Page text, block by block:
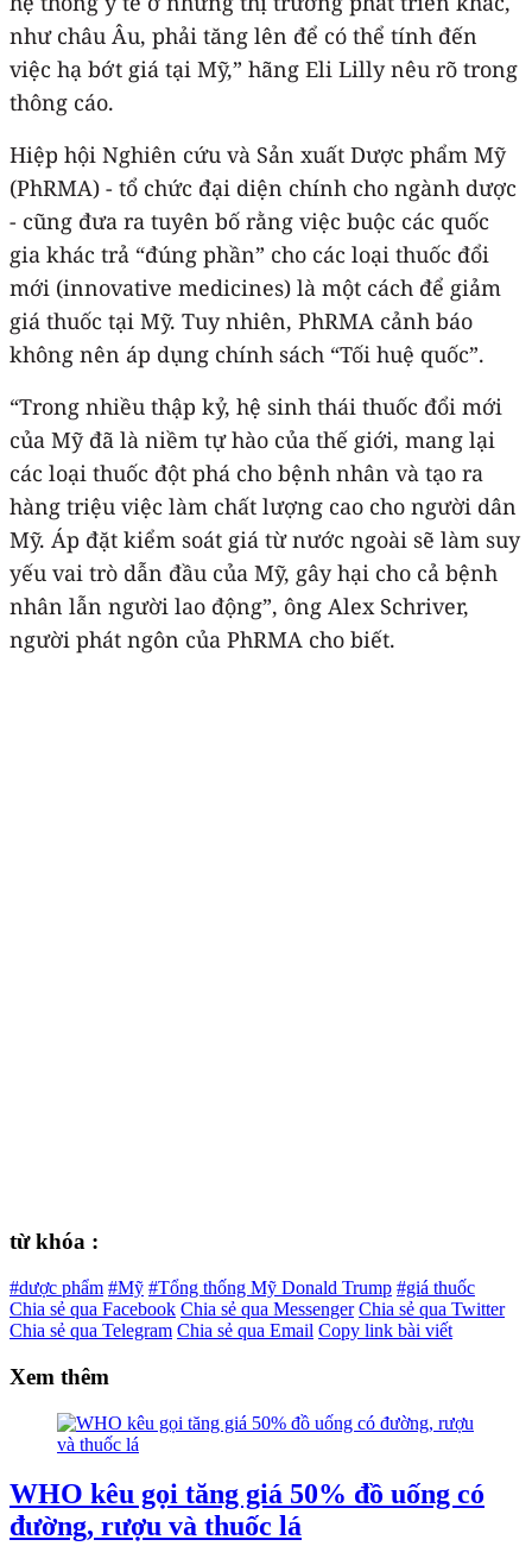
như châu Âu, phải tăng lên để có thể tính đến
việc hạ bớt giá tại Mỹ,” hãng Eli Lilly nêu rõ trong
thông cáo.
Hiệp hội Nghiên cứu và Sản xuất Dược phẩm Mỹ
(PhRMA) - tổ chức đại diện chính cho ngành dược
- cũng đưa ra tuyên bố rằng việc buộc các quốc
gia khác trả “đúng phần” cho các loại thuốc đổi
mới (innovative medicines) là một cách để giảm
giá thuốc tại Mỹ. Tuy nhiên, PhRMA cảnh báo
không nên áp dụng chính sách “Tối huệ quốc”.
“Trong nhiều thập kỷ, hệ sinh thái thuốc đổi mới
của Mỹ đã là niềm tự hào của thế giới, mang lại
các loại thuốc đột phá cho bệnh nhân và tạo ra
hàng triệu việc làm chất lượng cao cho người dân
Mỹ. Áp đặt kiểm soát giá từ nước ngoài sẽ làm suy
yếu vai trò dẫn đầu của Mỹ, gây hại cho cả bệnh
nhân lẫn người lao động”, ông Alex Schriver,
người phát ngôn của PhRMA cho biết.
từ khóa :
#dược phẩm #Mỹ #Tổng thống Mỹ Donald Trump #giá thuốc
Chia sẻ qua Facebook Chia sẻ qua Messenger Chia sẻ qua Twitter
Chia sẻ qua Telegram Chia sẻ qua Email Copy link bài viết
Xem thêm
WHO kêu gọi tăng giá 50% đồ uống có
đường, rượu và thuốc lá